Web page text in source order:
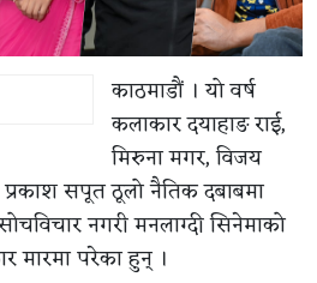
काठमाडौं । यो वर्ष
कलाकार दयाहाङ राई,
मिरुना मगर, विजय
प्रकाश सपूत ठूलो नैतिक दबाबमा
नगरी मनलाग्दी सिनेमाको
मारमा परेका हुन् ।